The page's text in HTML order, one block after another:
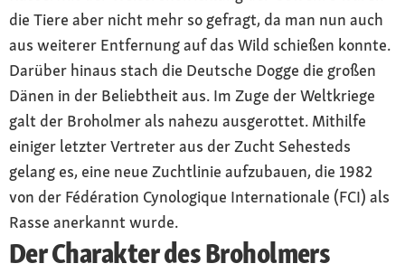
die Tiere aber nicht mehr so gefragt, da man nun auch
aus weiterer Entfernung auf das Wild schießen konnte.
Darüber hinaus stach die Deutsche Dogge die großen
Dänen in der Beliebtheit aus. Im Zuge der Weltkriege
galt der Broholmer als nahezu ausgerottet. Mithilfe
einiger letzter Vertreter aus der Zucht Sehesteds
gelang es, eine neue Zuchtlinie aufzubauen, die 1982
von der Fédération Cynologique Internationale (FCI) als
Rasse anerkannt wurde.
Der Charakter des Broholmers